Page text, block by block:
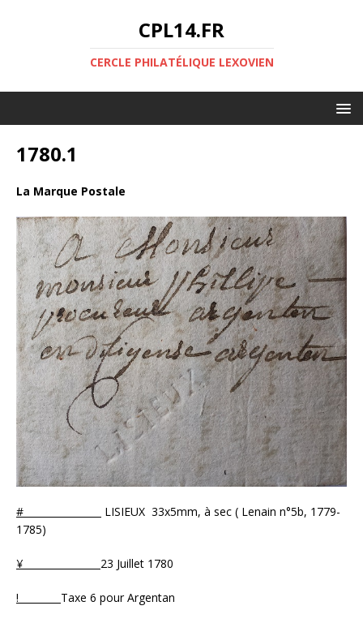
CPL14.FR
CERCLE PHILATÉLIQUE LEXOVIEN
1780.1
La Marque Postale
#
LISIEUX 33x5mm, à sec ( Lenain n°5b, 1779-
1785)
¥ 23 Juillet 1780
! Taxe 6 pour Argentan